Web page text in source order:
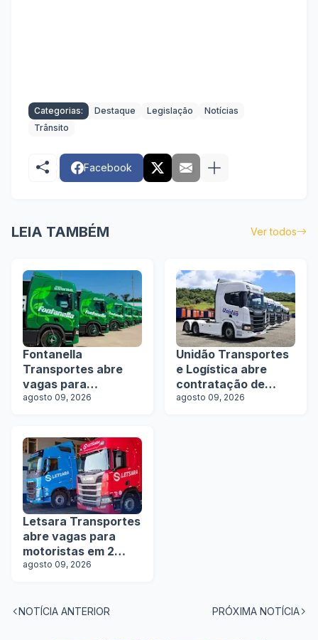
Categorias: Destaque Legislação
Notícias
Trânsito
Facebook
LEIA TAMBÉM Ver todos
Fontanella
Transportes abre
vagas para
motoristas de
agosto 09, 2026
Unidão Transportes
e Logística abre
contratação de
motoristas com e
agosto 09, 2026
Letsara Transportes
abre vagas para
motoristas em 2
estados
agosto 09, 2026
NOTÍCIA ANTERIOR PRÓXIMA NOTÍCIA